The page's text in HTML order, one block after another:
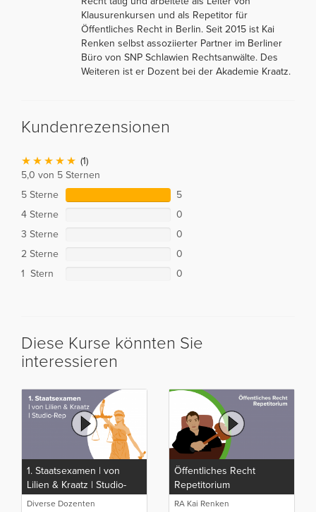
Klausurenkursen und als Repetitor für
Öffentliches Recht in Berlin. Seit 2015 ist Kai
Renken selbst assoziierter Partner im Berliner
Büro von SNP Schlawien Rechtsanwälte. Des
Weiteren ist er Dozent bei der Akademie Kraatz.
Kundenrezensionen
(1)
5,0 von 5 Sternen
5 Sterne
5
4 Sterne
0
3 Sterne
0
2 Sterne
0
1 Stern
0
Diese Kurse könnten Sie
interessieren
1. Staatsexamen | von
Lilien & Kraatz | Studio-
Rep
Diverse Dozenten
Öffentliches Recht
Repetitorium
RA Kai Renken